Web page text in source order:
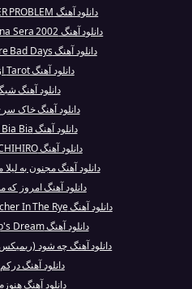
دانلود آهنگ ANOTHER PROBLEM از Offset
دانلود آهنگ Buona Sera 2002 از Louis Prima
دانلود آهنگ No More Bad Days از Bastille
دانلود آهنگ Tarot از Bad Bunny
دانلود آهنگ
دانلود آهنگ خاک
دانلود آهنگ Bia Bia از Black Cats
دانلود آهنگ CHIHIRO از Billie Eilish
دانلود آهنگ مجنون به
دانلود آهنگ امروز
دانلود آهنگ Catcher In The Rye از Guns N' Roses
دانلود آهنگ A Pimp's Dream از Dwele
دانلود آهنگ چه شود
دانلود آهنگ
دانلود آهنگ